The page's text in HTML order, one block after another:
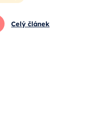
Celý článek